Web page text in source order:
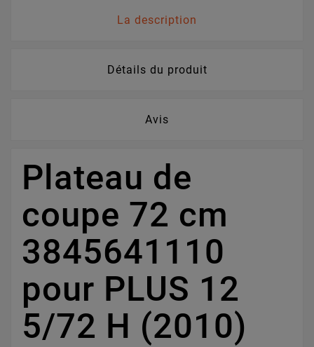
La description
Détails du produit
Avis
Plateau de
coupe 72 cm
3845641110
pour PLUS 12
5/72 H (2010)